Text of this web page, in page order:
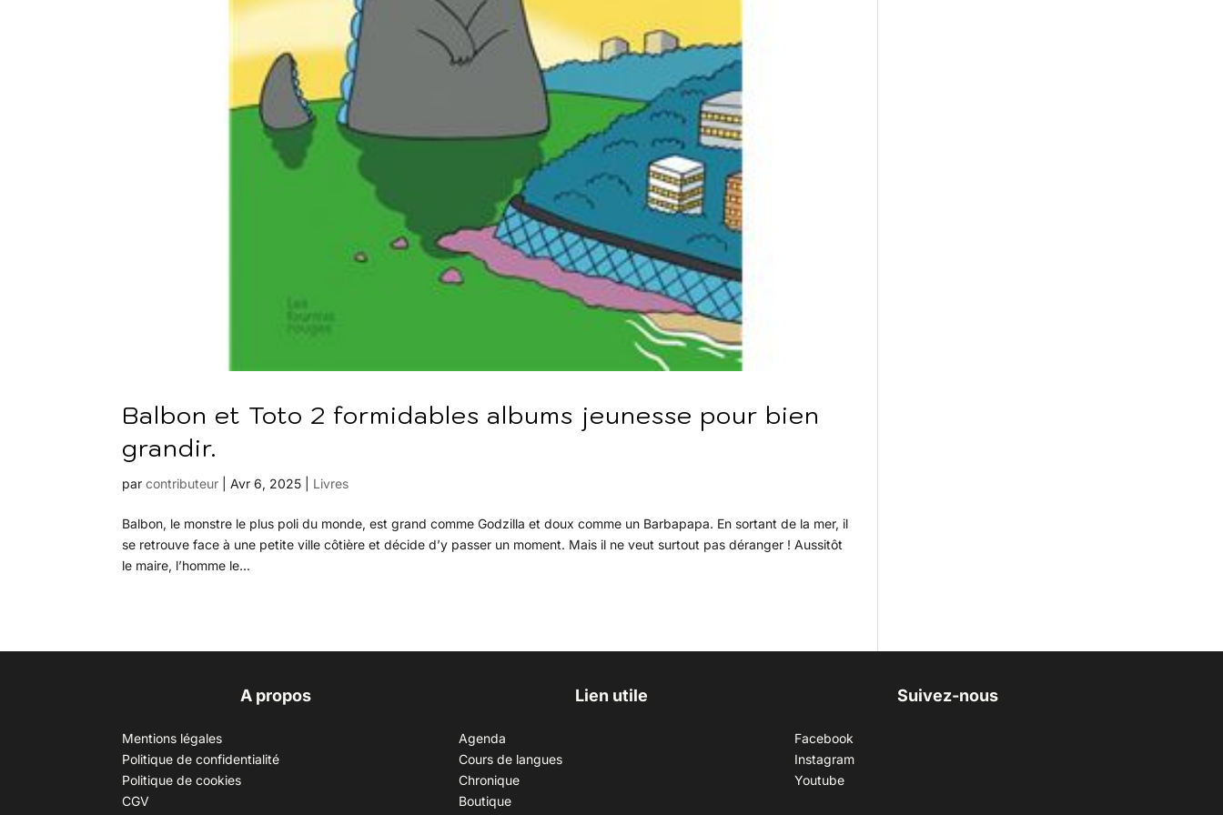
Balbon et Toto 2 formidables albums jeunesse pour bien
grandir.
parcontributeur |Avr 6, 2025 Livres
Balbon, le monstre le plus poli du monde, est grand comme Godzilla et doux comme un Barbapapa. En sortant de la mer, il
se retrouve face à une petite ville côtière et décide d’y passer un moment. Mais il ne veut surtout pas déranger ! Aussitôt
le maire, l’homme le...
A propos
Mentions légales
Politique de confidentialité
Politique de cookies
CGV
Lien utile
Agenda
Cours de langues
Chronique
Boutique
Suivez-nous
Facebook
Instagram
Youtube